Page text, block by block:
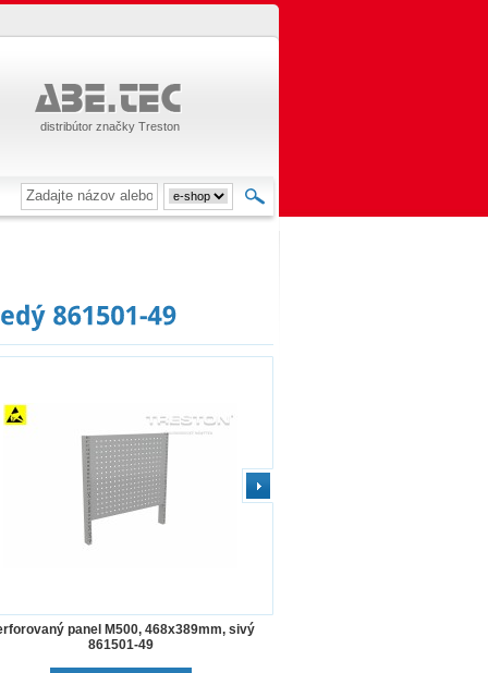
panel M500, 468x389mm, sivý
861501-49
distribútor značky Treston